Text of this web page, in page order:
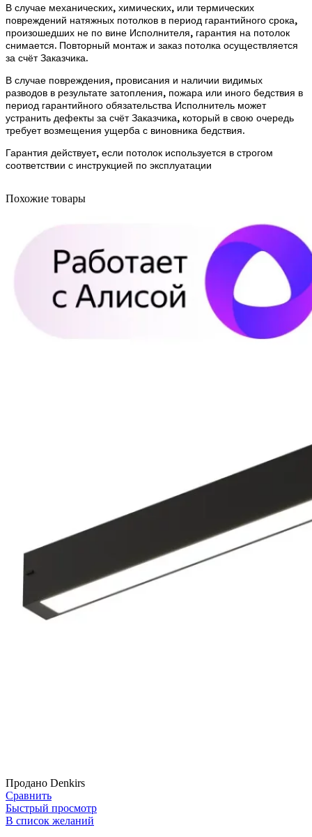
В случае механических, химических, или термических
повреждений натяжных потолков в период гарантийного срока,
произошедших не по вине Исполнителя, гарантия на потолок
снимается. Повторный монтаж и заказ потолка осуществляется
за счёт Заказчика.
В случае повреждения, провисания и наличии видимых
разводов в результате затопления, пожара или иного бедствия в
период гарантийного обязательства Исполнитель может
устранить дефекты за счёт Заказчика, который в свою очередь
требует возмещения ущерба с виновника бедствия.
Гарантия действует, если потолок используется в строгом
соответствии с инструкцией по эксплуатации
Похожие товары
Продано Denkirs
Сравнить
Быстрый просмотр
В список желаний